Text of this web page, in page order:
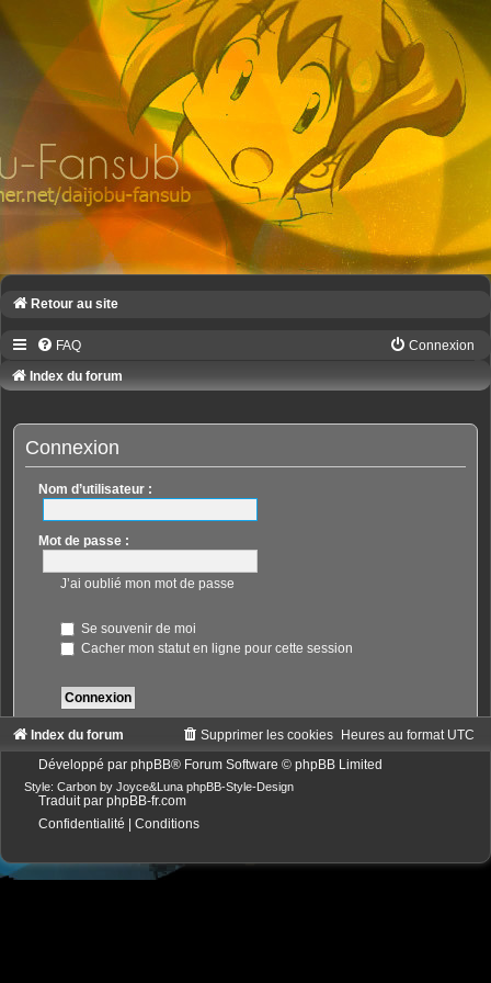
Retour au site
FAQ
Connexion
Index du forum
Connexion
Nom d’utilisateur :
Mot de passe :
J’ai oublié mon mot de passe
Se souvenir de moi
Cacher mon statut en ligne pour cette session
Index du forum Heures au format UTC
Supprimer les cookies
Développé parphpBB® Forum Software © phpBB Limited
Style: Carbon by Joyce&Luna phpBB-Style-Design
Traduit parphpBB-fr.com
Confidentialité |Conditions